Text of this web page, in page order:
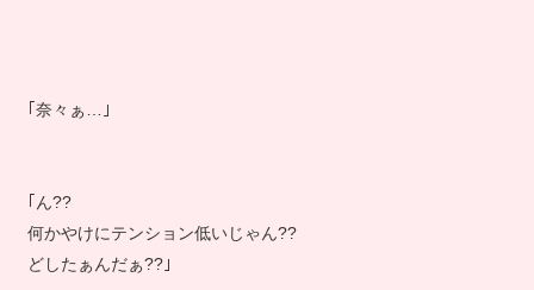
｢奈々ぁ…｣
｢ん??
何かやけにテンション低いじゃん??
どしたぁんだぁ??｣